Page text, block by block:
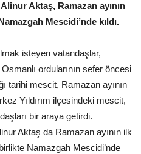
Aktaş, Ramazan ayının
Mescidi’nde kıldı.
isteyen vatandaşlar,
ordularının sefer öncesi
tarihi mescit, Ramazan ayının
Yıldırım ilçesindeki mescit,
bir araya getirdi.
Aktaş da Ramazan ayının ilk
Namazgah Mescidi’nde